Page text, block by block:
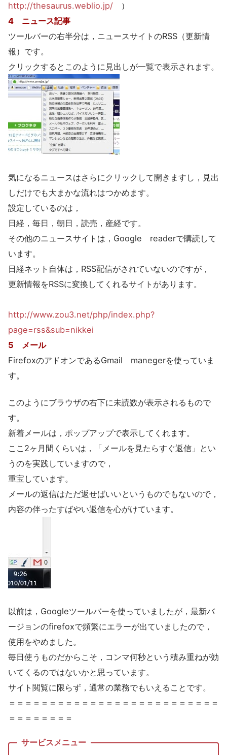
http://thesaurus.weblio.jp/ ）
4 ニュース記事
ツールバーの右半分は，ニュースサイトのRSS（更新情
報）です。
クリックするとこのように見出しが一覧で表示されます。
気になるニュースはさらにクリックして開きますし，見出
しだけでも大まかな流れはつかめます。
設定しているのは，
日経，毎日，朝日，読売，産経です。
その他のニュースサイトは，Google readerで購読して
います。
日経ネット自体は，RSS配信がされていないのですが，
更新情報をRSSに変換してくれるサイトがあります。
http://www.zou3.net/php/index.php?
page=rss&sub=nikkei
5 メール
FirefoxのアドオンであるGmail manegerを使っていま
す。
このようにブラウザの右下に未読数が表示されるもので
す。
新着メールは，ポップアップで表示してくれます。
ここ2ヶ月間くらいは，「メールを見たらすぐ返信」とい
うのを実践していますので，
重宝しています。
メールの返信はただ返せばいいというものでもないので，
内容の伴ったすばやい返信を心がけています。
以前は，Googleツールバーを使っていましたが，最新バ
ージョンのfirefoxで頻繁にエラーが出ていましたので，
使用をやめました。
毎日使うものだからこそ，コンマ何秒という積み重ねが効
いてくるのではないかと思っています。
サイト閲覧に限らず，通常の業務でもいえることです。
＝＝＝＝＝＝＝＝＝＝＝＝＝＝＝＝＝＝＝＝＝＝＝＝＝＝
＝＝＝＝＝＝＝＝